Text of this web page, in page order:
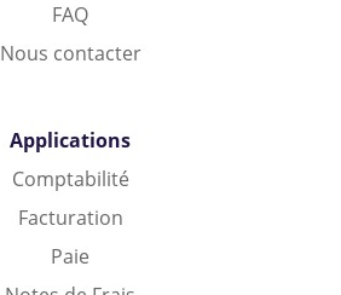
FAQ
Nous contacter
Applications
Comptabilité
Facturation
Paie